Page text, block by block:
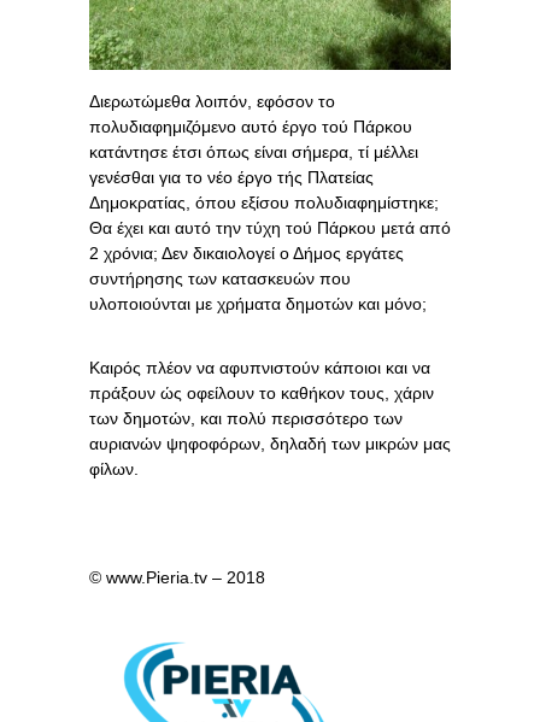
Διερωτώμεθα λοιπόν, εφόσον το
πολυδιαφημιζόμενο αυτό έργο τού Πάρκου
κατάντησε έτσι όπως είναι σήμερα, τί μέλλει
γενέσθαι για το νέο έργο τής Πλατείας
Δημοκρατίας, όπου εξίσου πολυδιαφημίστηκε;
Θα έχει και αυτό την τύχη τού Πάρκου μετά από
2 χρόνια; Δεν δικαιολογεί ο Δήμος εργάτες
συντήρησης των κατασκευών που
υλοποιούνται με χρήματα δημοτών και μόνο;
Καιρός πλέον να αφυπνιστούν κάποιοι και να
πράξουν ώς οφείλουν το καθήκον τους, χάριν
των δημοτών, και πολύ περισσότερο των
αυριανών ψηφοφόρων, δηλαδή των μικρών μας
φίλων.
© www.Pieria.tv – 2018